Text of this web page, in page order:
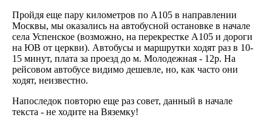
Пройдя еще пару километров по А105 в направлении
Москвы, мы оказались на автобусной остановке в начале
села Успенское (возможно, на перекрестке А105 и дороги
на ЮВ от церкви). Автобусы и маршрутки ходят раз в 10-
15 минут, плата за проезд до м. Молодежная - 12р. На
рейсовом автобусе видимо дешевле, но, как часто они
ходят, неизвестно.
Напоследок повторю еще раз совет, данный в начале
текста - не ходите на Вяземку!